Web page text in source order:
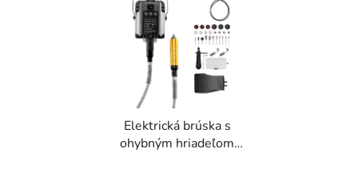
Elektrická brúska s
ohybným hriadeľom